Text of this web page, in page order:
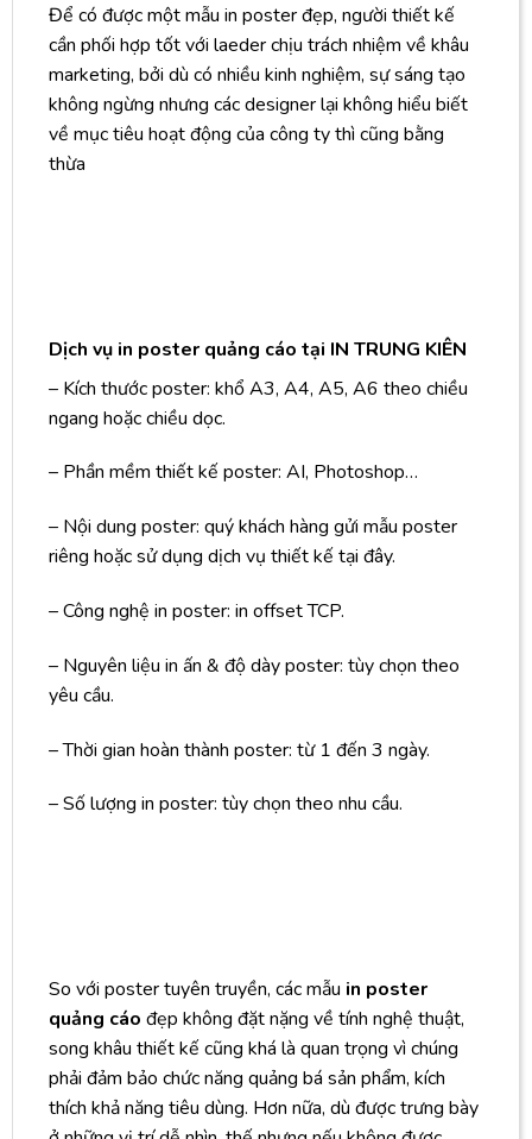
Để có được một mẫu in poster đẹp, người thiết kế
cần phối hợp tốt với laeder chịu trách nhiệm về khâu
marketing, bởi dù có nhiều kinh nghiệm, sự sáng tạo
không ngừng nhưng các designer lại không hiểu biết
về mục tiêu hoạt động của công ty thì cũng bằng
thừa
Dịch vụ in poster quảng cáo tại IN TRUNG KIÊN
– Kích thước poster: khổ A3, A4, A5, A6 theo chiều
ngang hoặc chiều dọc.
– Phần mềm thiết kế poster: AI, Photoshop…
– Nội dung poster: quý khách hàng gửi mẫu poster
riêng hoặc sử dụng dịch vụ thiết kế tại đây.
– Công nghệ in poster: in offset TCP.
– Nguyên liệu in ấn & độ dày poster: tùy chọn theo
yêu cầu.
– Thời gian hoàn thành poster: từ 1 đến 3 ngày.
– Số lượng in poster: tùy chọn theo nhu cầu.
So với poster tuyên truyền, các mẫu in poster
quảng cáo đẹp không đặt nặng về tính nghệ thuật,
song khâu thiết kế cũng khá là quan trọng vì chúng
phải đảm bảo chức năng quảng bá sản phẩm, kích
thích khả năng tiêu dùng. Hơn nữa, dù được trưng bày